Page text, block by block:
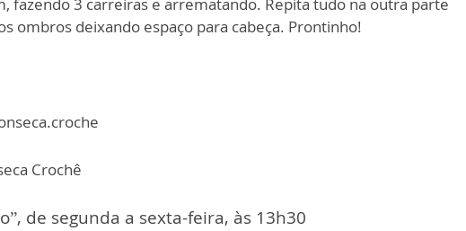
fazendo 3 carreiras e arrematando. Repita tudo na outra parte
ombros deixando espaço para cabeça. Prontinho!
Crochê
de segunda a sexta-feira, às 13h30